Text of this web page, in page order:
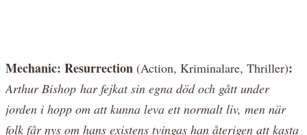
Mechanic: Resurrection (Action, Kriminalare, Thriller):
Arthur Bishop har fejkat sin egna död och gått under
jorden i hopp om att kunna leva ett normalt liv, men när
folk får nys om hans existens tvingas han återigen att kasta